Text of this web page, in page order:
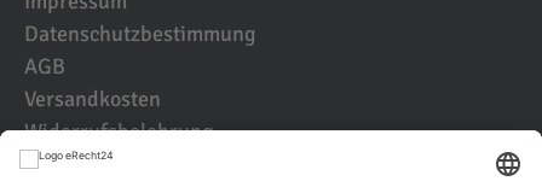
Datenschutzbestimmung
AGB
Versandkosten
Widerrufsbelehrung
Kundenbewertungen